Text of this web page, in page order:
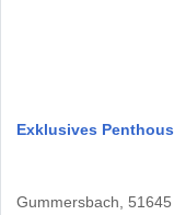
Exklusives
Gummersbach, 51645